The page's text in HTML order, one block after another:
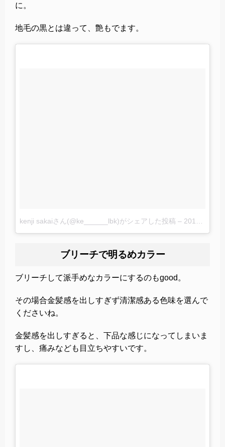
に。
地毛の黒とは違って、艶もでます。
kenji sakaiさん(@ke______lbk)がシェアした投稿 – 2017 5月 22 5:16午前 PDT
ブリーチで明るめカラー
ブリーチして派手めなカラーにするのもgood。
その場合金髪感を出しすぎず清潔感ある色味を選んで
くださいね。
金髪感を出しすぎると、下品な感じになってしまいま
すし、痛みなども目立ちやすいです。